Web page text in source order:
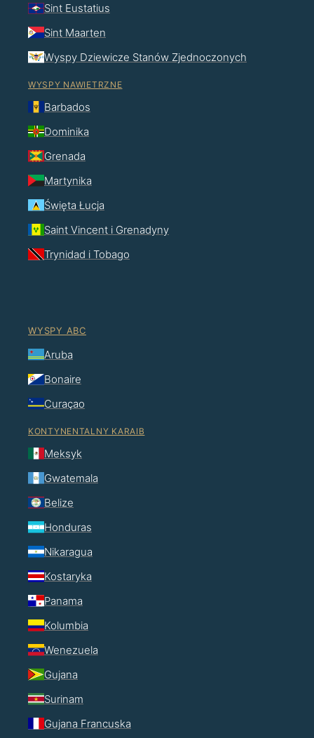
Sint Eustatius
Sint Maarten
Wyspy Dziewicze Stanów Zjednoczonych
WYSPY NAWIETRZNE
Barbados
Dominika
Grenada
Martynika
Święta Łucja
Saint Vincent i Grenadyny
Trynidad i Tobago
WYSPY ABC
Aruba
Bonaire
Curaçao
KONTYNENTALNY KARAIB
Meksyk
Gwatemala
Belize
Honduras
Nikaragua
Kostaryka
Panama
Kolumbia
Wenezuela
Gujana
Surinam
Gujana Francuska